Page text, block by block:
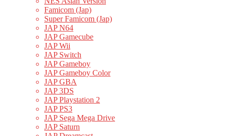
Famicom (Jap)
Super Famicom (Jap)
JAP N64
JAP Gamecube
JAP Wii
JAP Switch
JAP Gameboy
JAP Gameboy Color
JAP GBA
JAP 3DS
JAP Playstation 2
JAP PS3
JAP Sega Mega Drive
JAP Saturn